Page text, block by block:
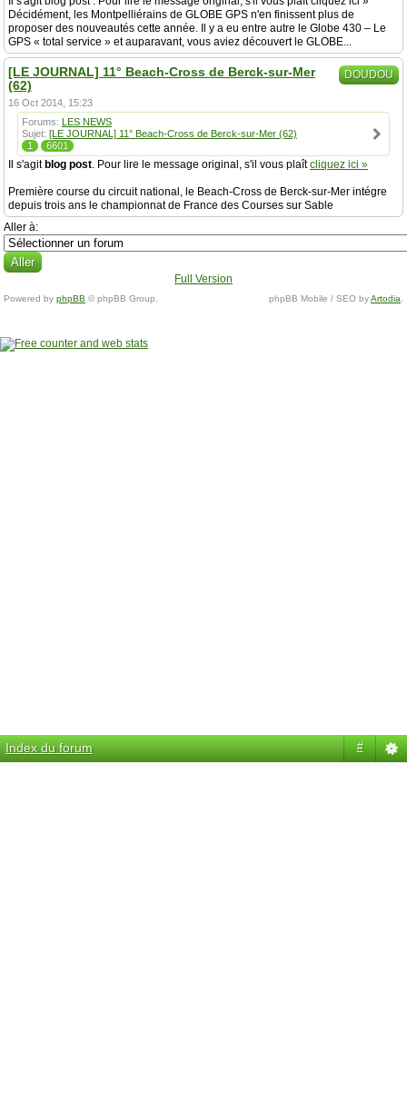
Décidément, les Montpelliérains de GLOBE GPS n'en finissent plus de
proposer des nouveautés cette année. Il y a eu entre autre le Globe 430 – Le
GPS « total service » et auparavant, vous aviez découvert le GLOBE...
DOUDOU
[LE JOURNAL] 11° Beach-Cross de Berck-sur-Mer
(62)
16 Oct 2014, 15:23
Forums: LES NEWS
Sujet: [LE JOURNAL] 11° Beach-Cross de Berck-sur-Mer (62)
1
6601
Il s'agit blog post. Pour lire le message original, s'il vous plaîtcliquez ici »
Première course du circuit national, le Beach-Cross de Berck-sur-Mer intégre
depuis trois ans le championnat de France des Courses sur Sable
Aller à:
Full Version
Powered by phpBB © phpBB Group. phpBB Mobile / SEO byArtodia
Index du forum #